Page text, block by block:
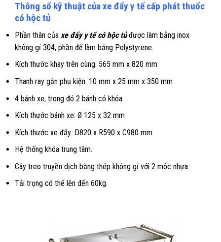
Thông số kỹ thuật của xe đẩy y tế cấp phát thuốc
có hộc tủ
Phần thân của xe đẩy y tế có hộc tủđược làm bằng inox
không gỉ 304, phần đế làm bằng Polystyrene.
Kích thước khay trên cùng: 565 mm x 820 mm
Thanh ray gắn phụ kiện: 10 mm x 25 mm x 350 mm
4 bánh xe, trong đó 2 bánh có khóa
Kích thước bánh xe: Ø 125 x 32 mm
Kích thước xe đẩy: D820 x R590 x C980 mm
Hệ thống khóa trung tâm.
Cây treo truyền dịch bằng thép không gỉ với 2 móc nhựa.
Tải trọng có thể lên đến 60kg.